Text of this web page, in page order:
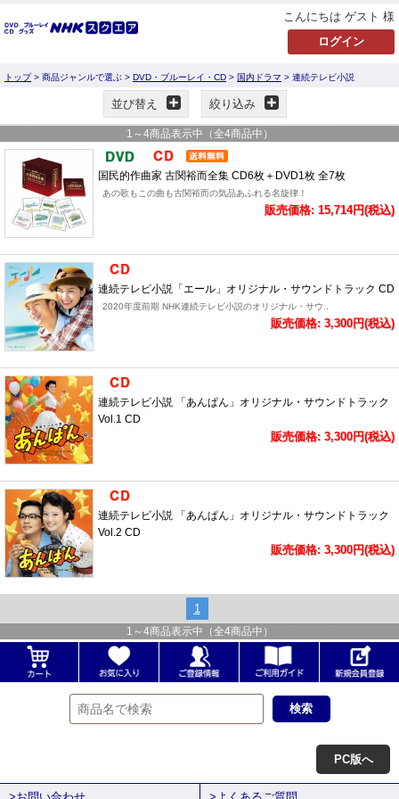
こんにちは ゲスト 様
トップ> 商品ジャンルで選ぶ > DVD・ブルーレイ・CD > 国内ドラマ > 連続テレビ小説
並び替え 絞り込み
1 ～ 4商品表示中（全4商品中）
国民的作曲家 古関裕而全集 CD6枚＋DVD1枚 全7枚
あの歌もこの曲も古関裕而の気品あふれる名旋律！
販売価格: 15,714円(税込)
連続テレビ小説「エール」オリジナル・サウンドトラック CD
2020年度前期 NHK連続テレビ小説のオリジナル・サウ..
販売価格: 3,300円(税込)
連続テレビ小説 「あんぱん」オリジナル・サウンドトラック
Vol.1 CD
販売価格: 3,300円(税込)
連続テレビ小説 「あんぱん」オリジナル・サウンドトラック
Vol.2 CD
販売価格: 3,300円(税込)
1
1 ～ 4商品表示中（全4商品中）
PC版へ